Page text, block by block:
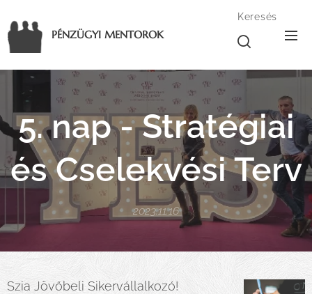
PÉNZÜGYI MENTOROK
Keresés
5. nap -Stratégiai
és Cselekvési Terv
2023.11.16
Szia Jövőbeli Sikervállalkozó! 🚀